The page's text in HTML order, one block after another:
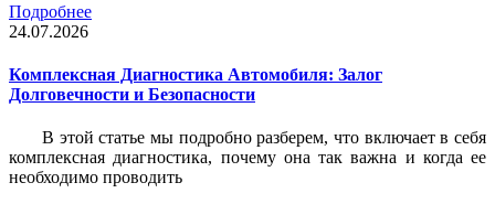
Подробнее
24.07.2026
Комплексная Диагностика Автомобиля: Залог
Долговечности и Безопасности
В этой статье мы подробно разберем, что включает в себя
комплексная диагностика, почему она так важна и когда ее
необходимо проводить